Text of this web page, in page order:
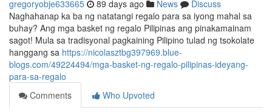
gregoryobje633665 89 days ago News
Discuss
Naghahanap ka ba ng natatangi regalo para sa iyong mahal sa
buhay? Ang mga basket ng regalo Pilipinas ang pinakamainam
sagot! Mula sa tradisyonal pagkaining Pilipino tulad ng tsokolate
hanggang sa https://nicolasztbg397969.blue-
blogs.com/49224494/mga-basket-ng-regalo-pilipinas-ideyang-
para-sa-regalo
Comments
Who Upvoted